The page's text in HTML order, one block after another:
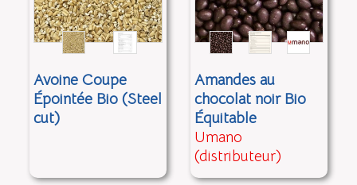
Avoine Coupe
Épointée Bio (Steel
cut)
Amandes au
chocolat noir Bio
Équitable
Umano
(distributeur)